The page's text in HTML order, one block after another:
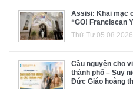
Assisi: Khai mạc
“GO! Franciscan
Thứ Tư 05.08.2026
Cầu nguyện cho
thành phố – Suy
Đức Giáo hoàng